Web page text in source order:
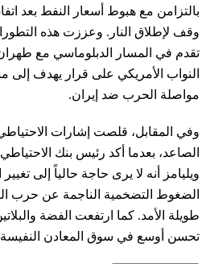
بالتزامن مع هبوط أسعار النفط بعد
وقف لإطلاق النار. وعززت هذه
تقدم في المسار الدبلوماسي مع
النواب الأمريكي على قرار يهدف إلى
مواصلة الحرب ضد إيران.
وفي المقابل، قلصت إشارات
الصاعد، بعدما أكد رئيس بنك
ويليامز أنه لا يرى حاجة حالياً إلى
الضغوط التضخمية الناجمة عن حرب
طويلة الأمد. كما ارتفعت الفضة
تحسن أوسع في سوق المعادن